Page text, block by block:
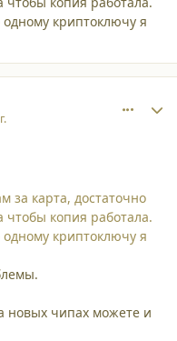
криптоключу я
за карта, достаточно
чтобы копия работала.
криптоключу я
новых чипах можете и